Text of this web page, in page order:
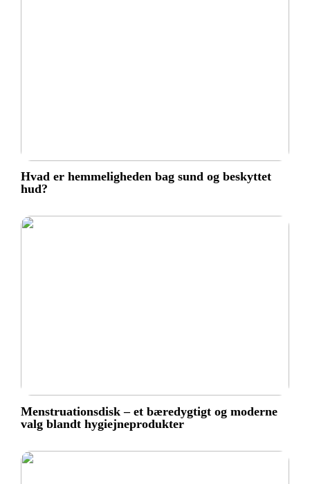
Hvad er hemmeligheden bag sund og beskyttet
hud?
Menstruationsdisk – et bæredygtigt og moderne
valg blandt hygiejneprodukter